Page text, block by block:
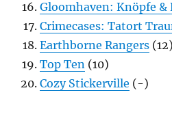
Gloomhaven: Knöpfe &
Crimecases: Tatort
Earthborne Rangers (12)
Top Ten (10)
Cozy Stickerville (-)